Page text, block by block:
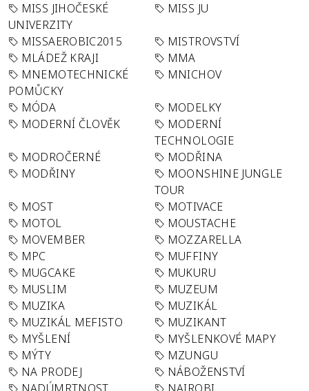
MISS JIHOČESKÉ
UNIVERZITY
MISS JU
MISSAEROBIC2015
MISTROVSTVÍ
MLÁDEŽ KRAJI
MMA
MNEMOTECHNICKÉ
POMŮCKY
MNICHOV
MÓDA
MODELKY
MODERNÍ ČLOVĚK
MODERNÍ
TECHNOLOGIE
MODROČERNÉ
MODŘINA
MODŘINY
MOONSHINE JUNGLE
TOUR
MOST
MOTIVACE
MOTOL
MOUSTACHE
MOVEMBER
MOZZARELLA
MPC
MUFFINY
MUGCAKE
MUKURU
MUSLIM
MUZEUM
MUZIKA
MUZIKÁL
MUZIKÁL MEFISTO
MUZIKANT
MYŠLENÍ
MYŠLENKOVÉ MAPY
MÝTY
MZUNGU
NA PRODEJ
NÁBOŽENSTVÍ